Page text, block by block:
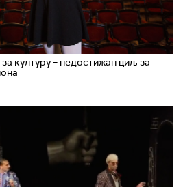
културу – недостижан циљ за